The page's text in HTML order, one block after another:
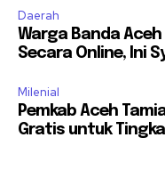
Daerah
Warga Banda Aceh
Secara Online, Ini
Milenial
Pemkab Aceh
Gratis untuk